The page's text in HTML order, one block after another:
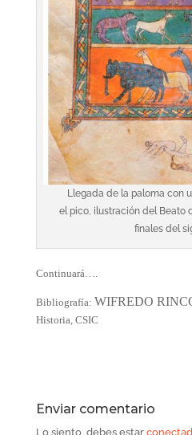
Llegada de la paloma con
el pico, ilustración del Beato
finales del
Continuará….
Bibliografía: WIFREDO
Historia, CSIC
Enviar comentario
Lo siento, debes estar